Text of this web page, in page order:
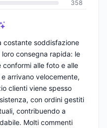
358
costante soddisfazione
consegna rapida: le
alle foto e alle
arrivano velocemente,
clienti viene spesso
con ordini gestiti
contribuendo a
Molti commenti